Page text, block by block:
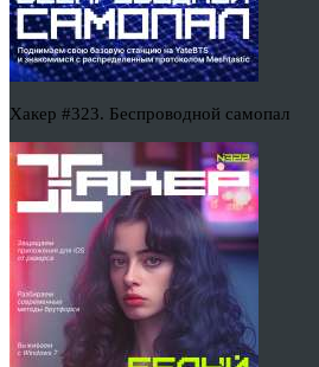
Хакер #323. Беспроводной самопал